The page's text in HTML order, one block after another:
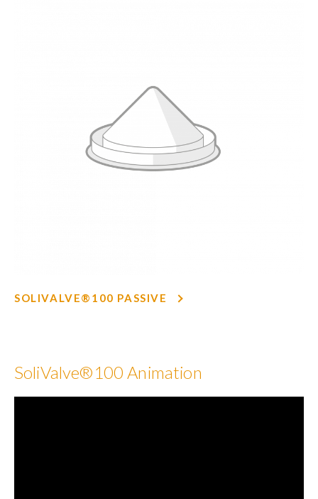
SOLIVALVE®100 PASSIVE
SoliValve®100 Animation